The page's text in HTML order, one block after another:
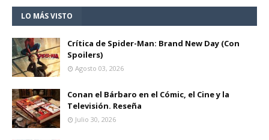
LO MÁS VISTO
Crítica de Spider-Man: Brand New Day (Con
Spoilers)
Agosto 03, 2026
Conan el Bárbaro en el Cómic, el Cine y la
Televisión. Reseña
Julio 30, 2026